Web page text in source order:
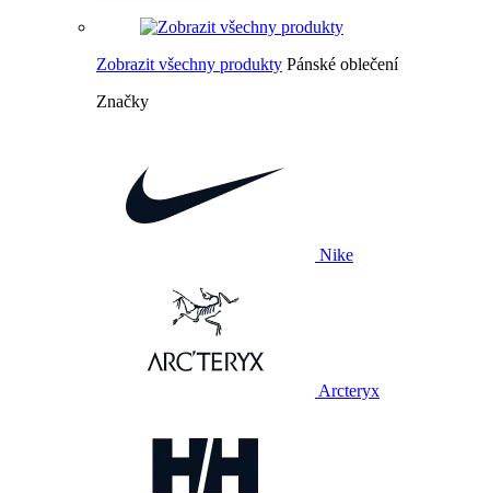
Zobrazit všechny produkty Pánské oblečení
Značky
Nike
Arcteryx